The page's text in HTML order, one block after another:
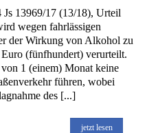
13969/17 (13/18), Urteil
wegen fahrlässigen
der Wirkung von Alkohol zu
(fünfhundert) verurteilt.
1 (einem) Monat keine
führen, wobei
des [...]
jetzt lesen